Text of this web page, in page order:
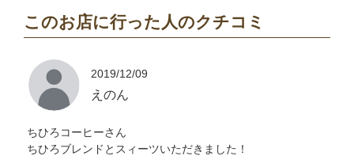
このお店に行った人のクチコミ
2019/12/09
えのん
ちひろコーヒーさん
ちひろブレンドとスィーツいただきました！